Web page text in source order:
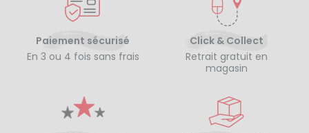
Paiement sécurisé
En 3 ou 4 fois sans frais
Click & Collect
Retrait gratuit en
magasin